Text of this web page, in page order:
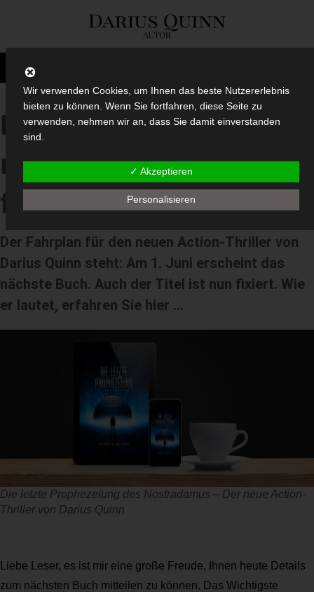
Das ist der Titel des
neuen Buches, Termin
festgelegt
Der Fahrplan für den neuen Action-Thriller von
Darius Quinn steht: Am 1. Juni erscheint das
nächste Buch. Auch der Titel ist nun fixiert. Wie
er lautet, erfahren Sie hier …
Die letzte Prophezeiung des Nostradamus – Der neue Action-
Thriller von Darius Quinn
Liebe Leser, es ist mir eine große Freude, Ihnen heute Details
zum nächsten Buch mitteilen zu können. Das Wichtigste
Wir verwenden Cookies, um Ihnen das beste Nutzererlebnis
bieten zu können. Wenn Sie fortfahren, diese Seite zu
verwenden, nehmen wir an, dass Sie damit einverstanden
sind.
✓ Akzeptieren
Personalisieren